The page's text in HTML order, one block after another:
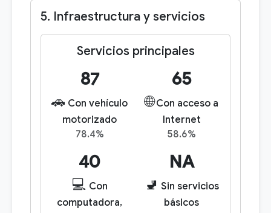
5. Infraestructura y servicios
Servicios principales
87
🚗 Con vehículo
motorizado
78.4%
65
🌐 Con acceso a
Internet
58.6%
40
💻 Con
computadora,
NA
🚽 Sin servicios
básicos